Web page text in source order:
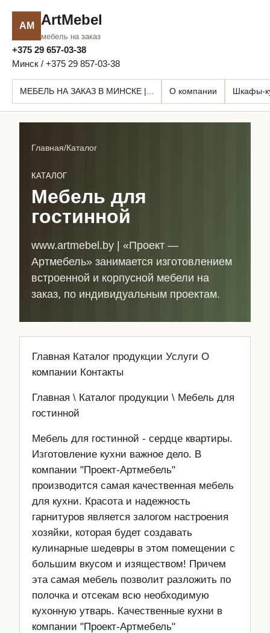
AM ArtMebel
мебель на заказ
+375 29 657-03-38
Минск / +375 29 857-03-38
МЕБЕЛЬ НА ЗАКАЗ В МИНСКЕ |... О компании Шкафы-
Главная/Каталог
КАТАЛОГ
Мебель для
гостинной
www.artmebel.by | «Проект —
Артмебель» занимается изготовлением
встроенной и корпусной мебели на
заказ, по индивидуальным проектам.
Главная Каталог продукции Услуги О
компании Контакты
Главная \ Каталог продукции \ Мебель для
гостинной
Мебель для гостинной - сердце квартиры.
Изготовление кухни важное дело. В
компании "Проект-Артмебель"
производится самая качественная мебель
для кухни. Красота и надежность
гарнитуров является залогом настроения
хозяйки, которая будет создавать
кулинарные шедевры в этом помещении с
большим вкусом и изяществом! Причем
эта самая мебель позволит разложить по
полочка и отсекам всю необходимую
кухонную утварь. Качественные кухни в
компании "Проект-Артмебель"